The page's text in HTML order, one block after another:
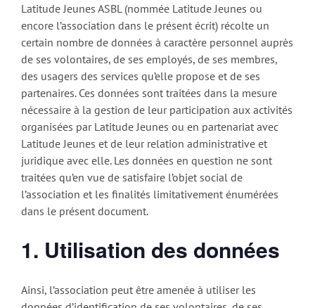
Latitude Jeunes ASBL (nommée Latitude Jeunes ou
encore l’association dans le présent écrit) récolte un
certain nombre de données à caractère personnel auprès
de ses volontaires, de ses employés, de ses membres,
des usagers des services qu’elle propose et de ses
partenaires. Ces données sont traitées dans la mesure
nécessaire à la gestion de leur participation aux activités
organisées par Latitude Jeunes ou en partenariat avec
Latitude Jeunes et de leur relation administrative et
juridique avec elle. Les données en question ne sont
traitées qu’en vue de satisfaire l’objet social de
l’association et les finalités limitativement énumérées
dans le présent document.
1. Utilisation des données
Ainsi, l’association peut être amenée à utiliser les